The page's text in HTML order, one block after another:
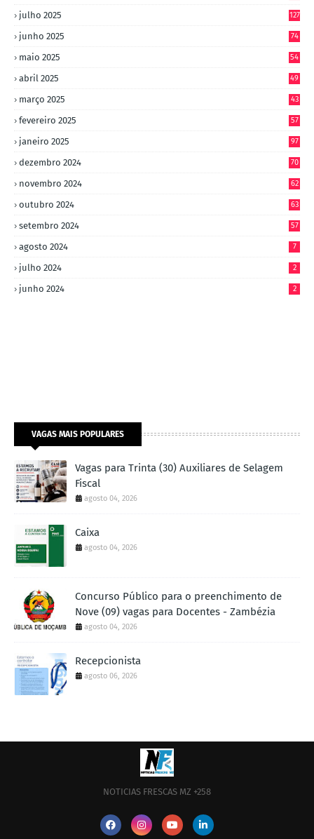
julho 2025 127
junho 2025 74
maio 2025 54
abril 2025 49
março 2025 43
fevereiro 2025 57
janeiro 2025 97
dezembro 2024 70
novembro 2024 62
outubro 2024 63
setembro 2024 57
agosto 2024 7
julho 2024 2
junho 2024 2
VAGAS MAIS POPULARES
Vagas para Trinta (30) Auxiliares de Selagem
Fiscal
agosto 04, 2026
Caixa
agosto 04, 2026
Concurso Público para o preenchimento de
Nove (09) vagas para Docentes - Zambézia
agosto 04, 2026
Recepcionista
agosto 06, 2026
NOTICIAS FRESCAS MZ +258